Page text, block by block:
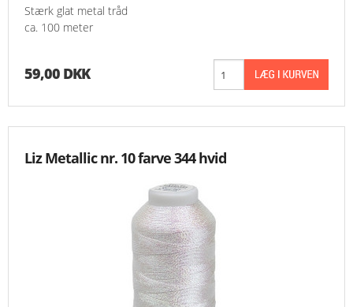
Stærk glat metal tråd
ca. 100 meter
59,00 DKK
Liz Metallic nr. 10 farve 344 hvid